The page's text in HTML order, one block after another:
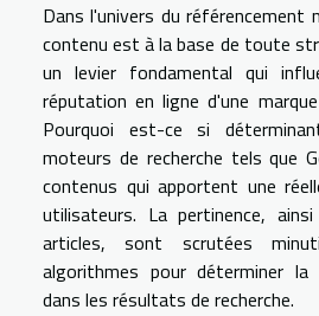
Dans l'univers du référencement
contenu est à la base de toute
un levier fondamental qui
réputation en ligne d'une
Pourquoi est-ce si
moteurs de recherche tels que
contenus qui apportent une
utilisateurs. La pertinence,
articles, sont scrutées
algorithmes pour déterminer
dans les résultats de recherche.